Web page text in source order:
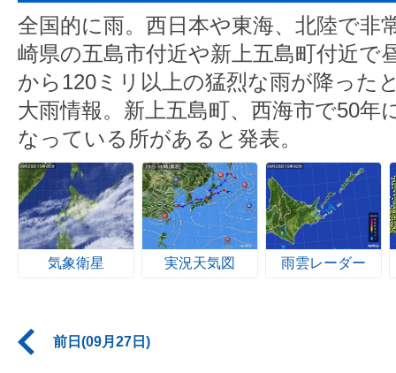
全国的に雨。西日本や東海、北陸で非
崎県の五島市付近や新上五島町付近で
から120ミリ以上の猛烈な雨が降った
大雨情報。新上五島町、西海市で50年
なっている所があると発表。
気象衛星 実況天気図 雨雲レーダー
前日(09月27日)